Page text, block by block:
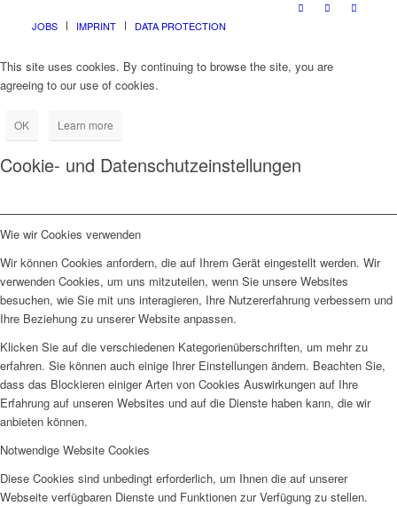
JOBS IMPRINT DATA PROTECTION
This site uses cookies. By continuing to browse the site, you are
agreeing to our use of cookies.
OK Learn more
Cookie- und Datenschutzeinstellungen
Wie wir Cookies verwenden
Wir können Cookies anfordern, die auf Ihrem Gerät eingestellt werden. Wir
verwenden Cookies, um uns mitzuteilen, wenn Sie unsere Websites
besuchen, wie Sie mit uns interagieren, Ihre Nutzererfahrung verbessern und
Ihre Beziehung zu unserer Website anpassen.
Klicken Sie auf die verschiedenen Kategorienüberschriften, um mehr zu
erfahren. Sie können auch einige Ihrer Einstellungen ändern. Beachten Sie,
dass das Blockieren einiger Arten von Cookies Auswirkungen auf Ihre
Erfahrung auf unseren Websites und auf die Dienste haben kann, die wir
anbieten können.
Notwendige Website Cookies
Diese Cookies sind unbedingt erforderlich, um Ihnen die auf unserer
Webseite verfügbaren Dienste und Funktionen zur Verfügung zu stellen.